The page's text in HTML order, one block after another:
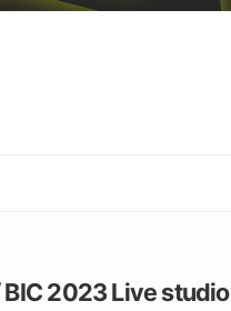
BIC 2023 Live studio